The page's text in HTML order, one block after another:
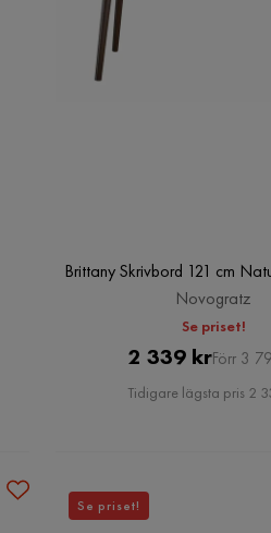
Brittany Skrivbord 121 cm
Novogratz
Se priset!
Pris
2 339 kr
Pris
Förr 3
Tidigare lägsta pris 2
Se priset!